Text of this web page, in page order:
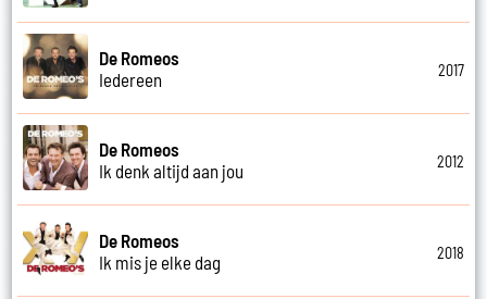
De Romeos
Iedereen
2017
De Romeos
Ik denk altijd aan jou
2012
De Romeos
Ik mis je elke dag
2018